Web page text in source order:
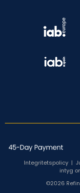
Integritetspolicy |
intyg
©2026